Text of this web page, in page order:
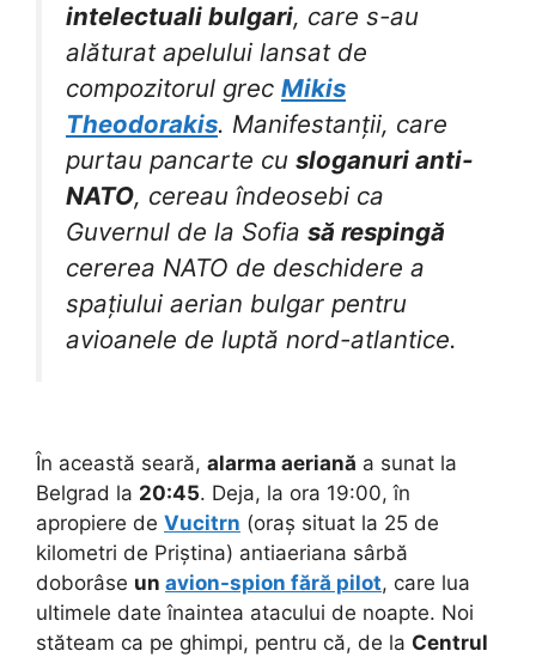
intelectuali bulgari, care s-au
alăturat apelului lansat de
compozitorul grec Mikis
Theodorakis. Manifestanții, care
purtau pancarte cu sloganuri anti-
NATO, cereau îndeosebi ca
Guvernul de la Sofia să respingă
cererea NATO de deschidere a
spațiului aerian bulgar pentru
avioanele de luptă nord-atlantice.
În această seară, alarma aeriană a sunat la
Belgrad la 20:45. Deja, la ora 19:00, în
apropiere de Vucitrn (oraș situat la 25 de
kilometri de Priștina) antiaeriana sârbă
doborâse un avion-spion fără pilot, care lua
ultimele date înaintea atacului de noapte. Noi
stăteam ca pe ghimpi, pentru că, de la Centrul